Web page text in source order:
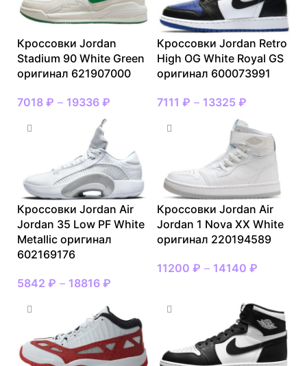
Кроссовки Jordan
Stadium 90 White Green
оригинал 621907000
7018 ₽ – 19336 ₽
Кроссовки Jordan Retro
High OG White Royal GS
оригинал 600073991
7111 ₽ – 13325 ₽
Кроссовки Jordan Air
Jordan 35 Low PF White
Metallic оригинал
602169176
5842 ₽ – 18816 ₽
Кроссовки Jordan Air
Jordan 1 Nova XX White
оригинал 220194589
11200 ₽ – 14140 ₽